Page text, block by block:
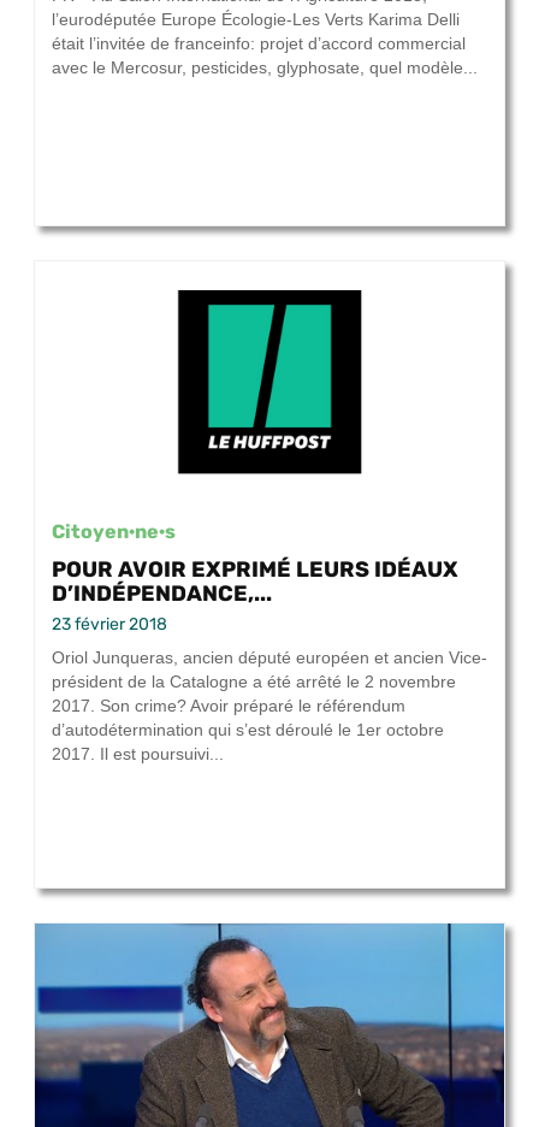
l’eurodéputée Europe Écologie-Les Verts Karima Delli
était l’invitée de franceinfo: projet d’accord commercial
avec le Mercosur, pesticides, glyphosate, quel modèle...
Citoyen·ne·s
POUR AVOIR EXPRIMÉ LEURS IDÉAUX
D’INDÉPENDANCE,...
23 février 2018
Oriol Junqueras, ancien député européen et ancien Vice-
président de la Catalogne a été arrêté le 2 novembre
2017. Son crime? Avoir préparé le référendum
d’autodétermination qui s’est déroulé le 1er octobre
2017. Il est poursuivi...